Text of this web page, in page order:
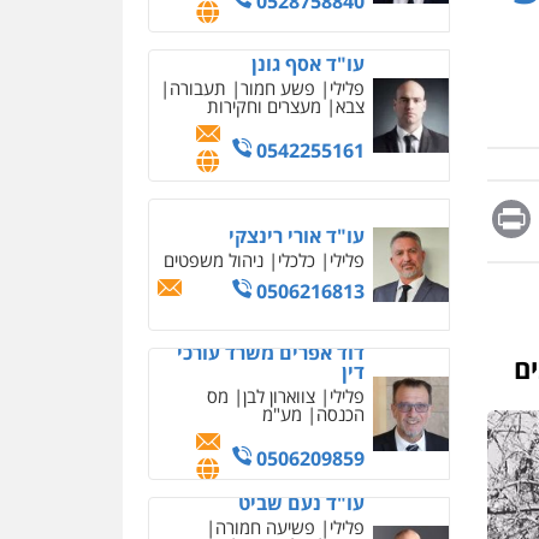
Message
Print
עו"ד אורי רינצקי
פלילי כלכלי ניהול משפטים
0506216813
דוד אפרים משרד עורכי
דין
פלילי צווארון לבן מס
הכנסה מע"מ
עו"ד נעם שביט
פלילי
מיסים הלבנת הון
פסיכיאטריה משפטית
0506216048
עו"ד אלון קריטי
מחיקת כתבות מגוגל
ודחיקת אזכורים שליליים
שירותים מקצועיים לעורכי
דין
0522508109
אחסון אתרים
מהירות הגנה גיבוי
תמיכה שירותים מקצועיים
מרכז התחלה חדשה
שירותים מקצועיים לעורכי
דין
0544500346
מאיה בלום, עו"ס,
טיפול ושיקום
טיפול בהתמכרויות
שירותים מקצועיים לעורכי
דין